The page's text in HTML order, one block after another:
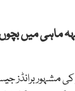
گزشتہ سال کی نسبت 2024 کی
برانڈز